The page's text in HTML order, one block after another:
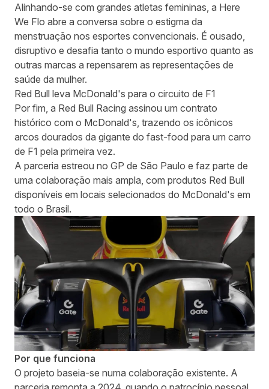
Alinhando-se com grandes atletas femininas, a Here
We Flo abre a conversa sobre o estigma da
menstruação nos esportes convencionais. É ousado,
disruptivo e desafia tanto o mundo esportivo quanto as
outras marcas a repensarem as representações de
saúde da mulher.
Red Bull leva McDonald's para o circuito de F1
Por fim, a Red Bull Racing assinou um contrato
histórico com o McDonald's, trazendo os icônicos
arcos dourados da gigante do fast-food para um carro
de F1 pela primeira vez.
A parceria estreou no GP de São Paulo e faz parte de
uma colaboração mais ampla, com produtos Red Bull
disponíveis em locais selecionados do McDonald's em
todo o Brasil.
Por que funciona
O projeto baseia-se numa colaboração existente. A